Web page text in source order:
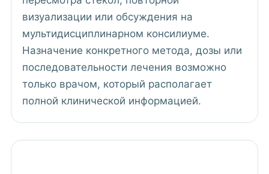
визуализации или обсуждения на
мультидисциплинарном консилиуме.
Назначение конкретного метода, дозы или
последовательности лечения возможно
только врачом, который располагает
полной клинической информацией.